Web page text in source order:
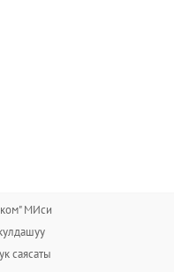
МИси
саясаты